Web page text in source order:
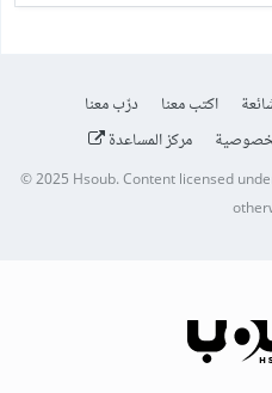
اكتب معنا
درّب معنا
مركز المساعدة
© 2025 Hsoub.Content licensed